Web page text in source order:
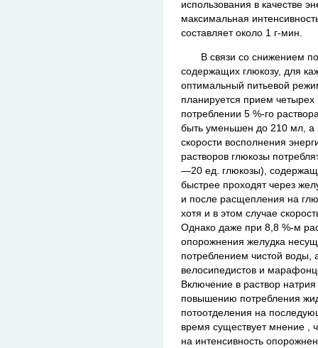
использования в качестве
максимальная
составляет около 1 г-мин.
В связи со снижением
содержащих глюкозу, для
оптимальный питьевой
планируется прием
потреблении 5 %-го
быть уменьшен до 210 мл,
скорости восполнения
растворов глюкозы
—20 ед. глюкозы),
быстрее проходят через
и после расщепления на
хотя и в этом случае
Однако даже при 8,8 %-м
опорожнения желудка
потреблением чистой воды,
велосипедистов и
Включение в раствор
повышению потребления
потоотделения на
время существует мнение ,
на интенсивность